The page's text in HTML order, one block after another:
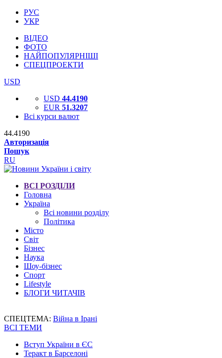
РУС
УКР
ВІДЕО
ФОТО
НАЙПОПУЛЯРНІШІ
СПЕЦПРОЕКТИ
USD
USD 44.4190
EUR 51.3207
Всі курси валют
44.4190
Авторизація
Пошук
RU
ВСІ РОЗДІЛИ
Головна
Україна
Всі новини розділу
Політика
Місто
Світ
Бізнес
Наука
Шоу-бізнес
Спорт
Lifestyle
БЛОГИ ЧИТАЧІВ
СПЕЦТЕМА: Війна в Ірані
ВСІ ТЕМИ
Вступ України в ЄС
Теракт в Барселоні